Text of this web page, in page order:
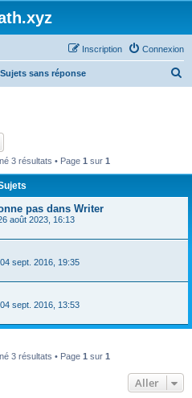
Connexion
Inscription
Sujets sans réponse
3 résultats • Page 1 sur 1
pas dans Writer
août 2023, 16:13
04 sept. 2016, 19:35
04 sept. 2016, 13:53
3 résultats • Page 1 sur 1
Aller